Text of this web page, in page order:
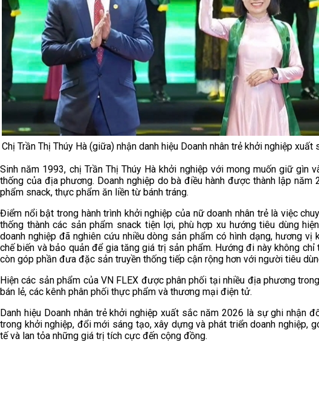
Chị Trần Thị Thúy Hà (giữa) nhận danh hiệu Doanh nhân trẻ khởi nghiệp xuất
Sinh năm 1993, chị Trần Thị Thúy Hà khởi nghiệp với mong muốn giữ gìn
thống của địa phương. Doanh nghiệp do bà điều hành được thành lập năm
phẩm snack, thực phẩm ăn liền từ bánh tráng.
Điểm nổi bật trong hành trình khởi nghiệp của nữ doanh nhân trẻ là việc
thống thành các sản phẩm snack tiện lợi, phù hợp xu hướng tiêu dùng
doanh nghiệp đã nghiên cứu nhiều dòng sản phẩm có hình dạng, hương vị
chế biến và bảo quản để gia tăng giá trị sản phẩm. Hướng đi này không
còn góp phần đưa đặc sản truyền thống tiếp cận rộng hơn với người tiêu
Hiện các sản phẩm của VN FLEX được phân phối tại nhiều địa phương
bán lẻ, các kênh phân phối thực phẩm và thương mại điện tử.
Danh hiệu Doanh nhân trẻ khởi nghiệp xuất sắc năm 2026 là sự ghi nhận
trong khởi nghiệp, đổi mới sáng tạo, xây dựng và phát triển doanh nghiệp,
tế và lan tỏa những giá trị tích cực đến cộng đồng.